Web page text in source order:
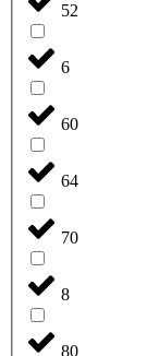
52
6
60
64
70
8
80